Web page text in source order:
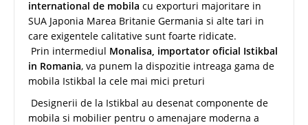
international de mobila cu exporturi majoritare in
SUA Japonia Marea Britanie Germania si alte tari in
care exigentele calitative sunt foarte ridicate.
Prin intermediul Monalisa, importator oficial Istikbal
in Romania, va punem la dispozitie intreaga gama de
mobila Istikbal la cele mai mici preturi
Designerii de la Istikbal au desenat componente de
mobila si mobilier pentru o amenajare moderna a